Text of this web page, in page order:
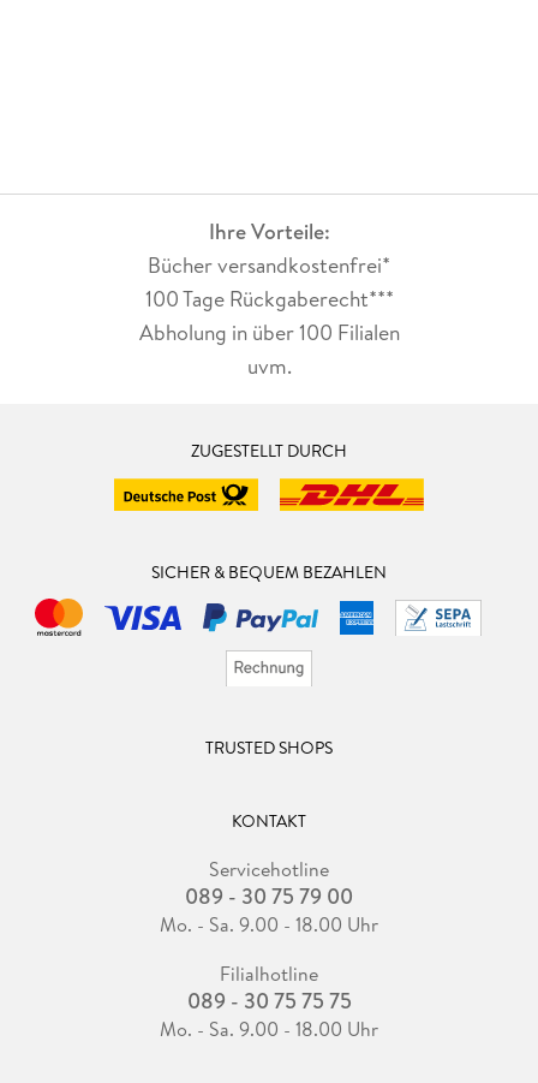
Ihre Vorteile:
Bücher versandkostenfrei*
100 Tage Rückgaberecht***
Abholung in über 100 Filialen
uvm.
ZUGESTELLT DURCH
SICHER & BEQUEM BEZAHLEN
TRUSTED SHOPS
KONTAKT
Servicehotline
089 - 30 75 79 00
Mo. - Sa. 9.00 - 18.00 Uhr
Filialhotline
089 - 30 75 75 75
Mo. - Sa. 9.00 - 18.00 Uhr